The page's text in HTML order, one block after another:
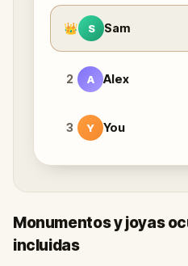
👑 S Sam
2 A Alex
3 Y You
Monumentos y joyas
incluidas